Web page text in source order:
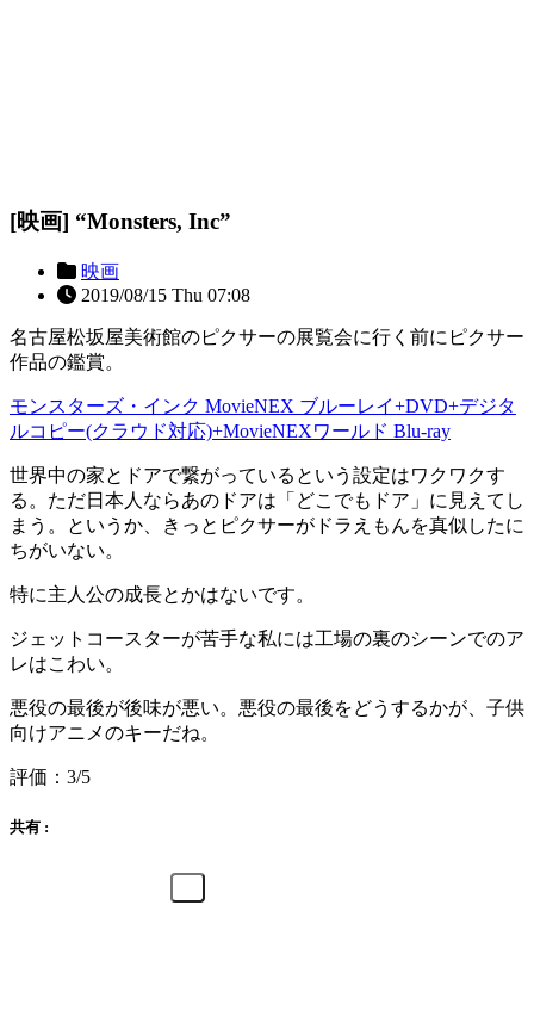
[映画] “Monsters, Inc”
映画
2019/08/15 Thu 07:08
名古屋松坂屋美術館のピクサーの展覧会に行く前にピクサー
作品の鑑賞。
モンスターズ・インク MovieNEX ブルーレイ+DVD+デジタ
ルコピー(クラウド対応)+MovieNEXワールド Blu-ray
世界中の家とドアで繋がっているという設定はワクワクす
る。ただ日本人ならあのドアは「どこでもドア」に見えてし
まう。というか、きっとピクサーがドラえもんを真似したに
ちがいない。
特に主人公の成長とかはないです。
ジェットコースターが苦手な私には工場の裏のシーンでのア
レはこわい。
悪役の最後が後味が悪い。悪役の最後をどうするかが、子供
向けアニメのキーだね。
評価：3/5
共有 :